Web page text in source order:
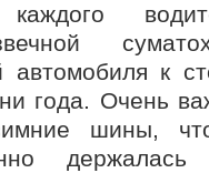
автомобиля к
года. Очень
шины,
держалась